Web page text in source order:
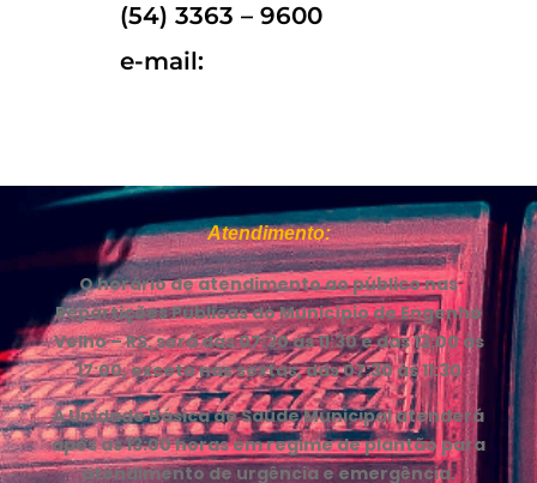
(54) 3363 – 9600
e-mail:
Atendimento:
O horário de atendimento ao público nas
Repartições Públicas do Município de Engenho
Velho – RS, será das 07:30 ás 11:30 e das 13:00 às
17:00, exceto nas sextas, das 07:30 às 11:30
A Unidade Básica de Saúde Municipal atenderá
após as 13:00 horas em regime de plantão para
atendimento de urgência e emergência.